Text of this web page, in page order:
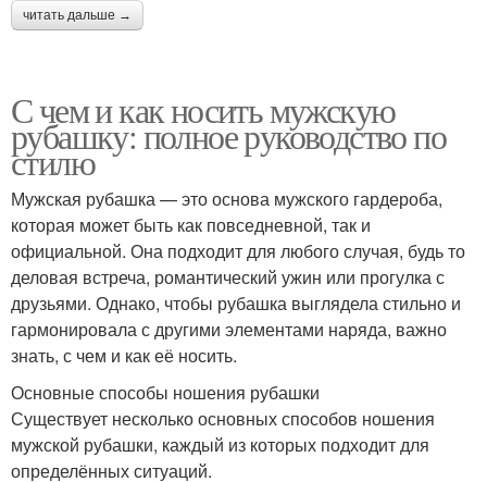
читать дальше →
С чем и как носить мужскую
рубашку: полное руководство по
стилю
Мужская рубашка — это основа мужского гардероба,
которая может быть как повседневной, так и
официальной. Она подходит для любого случая, будь то
деловая встреча, романтический ужин или прогулка с
друзьями. Однако, чтобы рубашка выглядела стильно и
гармонировала с другими элементами наряда, важно
знать, с чем и как её носить.
Основные способы ношения рубашки
Существует несколько основных способов ношения
мужской рубашки, каждый из которых подходит для
определённых ситуаций.